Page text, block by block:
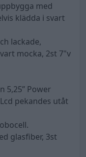
med
klädda i svart
lackade,
mocka, 2st 7"v
5,25” Power
pekandes utåt
glasfiber, 3st